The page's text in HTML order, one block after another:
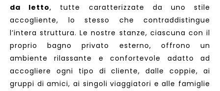
da letto, tutte caratterizzate da uno stile
accogliente, lo stesso che contraddistingue
l’intera struttura. Le nostre stanze, ciascuna con il
proprio bagno privato esterno, offrono un
ambiente rilassante e confortevole adatto ad
accogliere ogni tipo di cliente, dalle coppie, ai
gruppi di amici, ai singoli viaggiatori e alle famiglie